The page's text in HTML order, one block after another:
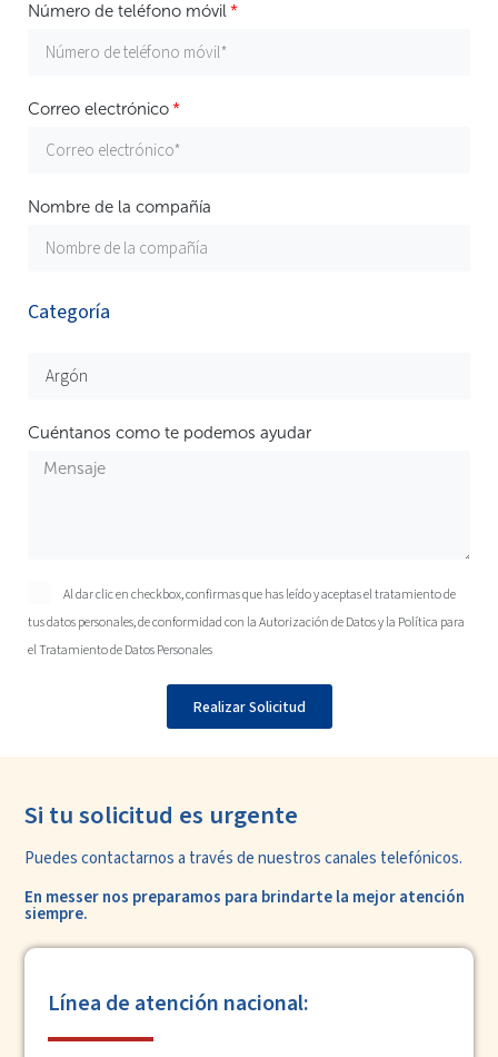
Número de teléfono móvil
Correo electrónico
Nombre de la compañía
Categoría
Cuéntanos como te podemos ayudar
Al dar clic en checkbox, confirmas que has leído y aceptas el tratamiento de
tus datos personales, de conformidad con laAutorización de Datosy la Política para
el Tratamiento de Datos Personales
Realizar Solicitud
Si tu solicitud es urgente
Puedes contactarnos a través de nuestroscanales telefónicos.
En messer nos preparamos para brindarte la mejor atención
siempre.
Línea de atención nacional: